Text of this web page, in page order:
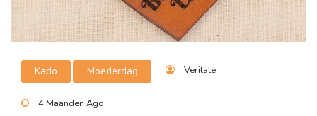
Kado Moederdag Veritate
4 Maanden Ago